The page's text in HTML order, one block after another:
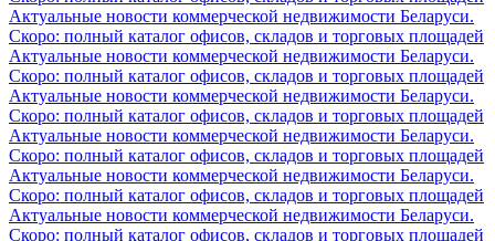
Актуальные новости коммерческой недвижимости Беларуси.
Скоро: полный каталог офисов, складов и торговых площадей
Актуальные новости коммерческой недвижимости Беларуси.
Скоро: полный каталог офисов, складов и торговых площадей
Актуальные новости коммерческой недвижимости Беларуси.
Скоро: полный каталог офисов, складов и торговых площадей
Актуальные новости коммерческой недвижимости Беларуси.
Скоро: полный каталог офисов, складов и торговых площадей
Актуальные новости коммерческой недвижимости Беларуси.
Скоро: полный каталог офисов, складов и торговых площадей
Актуальные новости коммерческой недвижимости Беларуси.
Скоро: полный каталог офисов, складов и торговых площадей